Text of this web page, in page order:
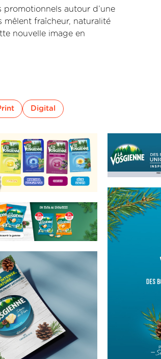
promotionnels autour d’une
mêlent fraîcheur, naturalité
nouvelle image en
Digital